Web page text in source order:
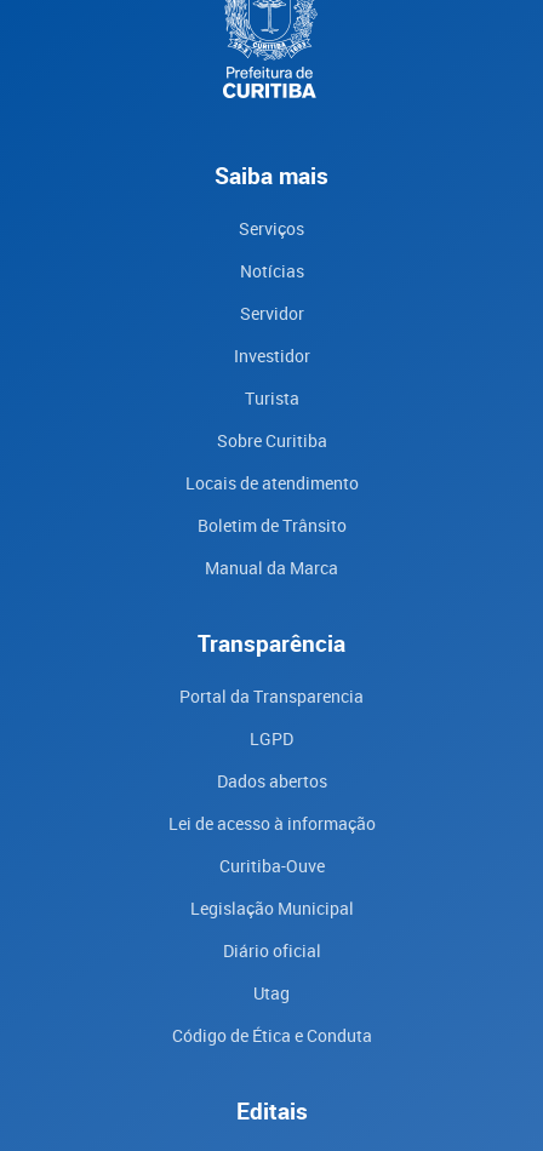
Saiba mais
Serviços
Notícias
Servidor
Investidor
Turista
Sobre Curitiba
Locais de atendimento
Boletim de Trânsito
Manual da Marca
Transparência
Portal da Transparencia
LGPD
Dados abertos
Lei de acesso à informação
Curitiba-Ouve
Legislação Municipal
Diário oficial
Utag
Código de Ética e Conduta
Editais